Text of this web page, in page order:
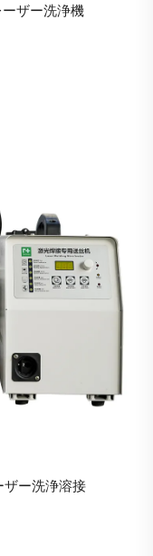
ザー洗浄機
ザー洗浄溶接